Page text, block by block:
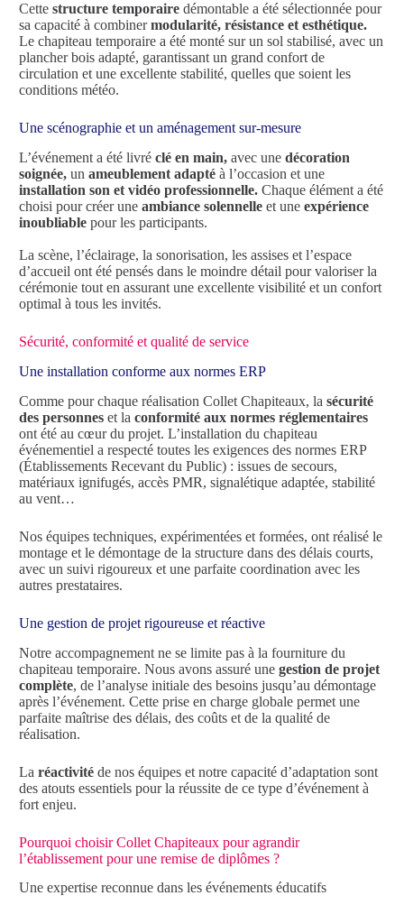
Cette structure temporaire démontable a été sélectionnée pour
sa capacité à combinermodularité, résistance et esthétique.
Le chapiteau temporaire a été monté sur un sol stabilisé, avec un
plancher bois adapté, garantissant un grand confort de
circulation et une excellente stabilité, quelles que soient les
conditions météo.
Une scénographie et un aménagement sur-mesure
L’événement a été livré clé en main, avec une décoration
soignée, un ameublement adapté à l’occasion et une
installation son et vidéo professionnelle. Chaque élément a été
choisi pour créer une ambiance solennelle et une expérience
inoubliable pour les participants.
La scène, l’éclairage, la sonorisation, les assises et l’espace
d’accueil ont été pensés dans le moindre détail pour valoriser la
cérémonie tout en assurant une excellente visibilité et un confort
optimal à tous les invités.
Sécurité, conformité et qualité de service
Une installation conforme aux normes ERP
Comme pour chaque réalisation Collet Chapiteaux, la sécurité
des personnes et la conformité aux normes réglementaires
ont été au cœur du projet. L’installation du chapiteau
événementiel a respecté toutes les exigences des normes ERP
(Établissements Recevant du Public) : issues de secours,
matériaux ignifugés, accès PMR, signalétique adaptée, stabilité
au vent…
Nos équipes techniques, expérimentées et formées, ont réalisé le
montage et le démontage de la structure dans des délais courts,
avec un suivi rigoureux et une parfaite coordination avec les
autres prestataires.
Une gestion de projet rigoureuse et réactive
Notre accompagnement ne se limite pas à la fourniture du
chapiteau temporaire. Nous avons assuré une gestion de projet
complète, de l’analyse initiale des besoins jusqu’au démontage
après l’événement. Cette prise en charge globale permet une
parfaite maîtrise des délais, des coûts et de la qualité de
réalisation.
La réactivité de nos équipes et notre capacité d’adaptation sont
des atouts essentiels pour la réussite de ce type d’événement à
fort enjeu.
Pourquoi choisir Collet Chapiteaux pour agrandir
l’établissement pour une remise de diplômes ?
Une expertise reconnue dans les événements éducatifs